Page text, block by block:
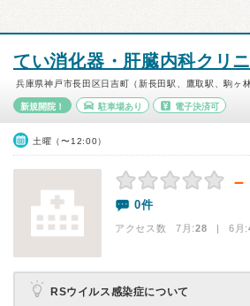
てい消化器・肝臓内科クリ
兵庫県神戸市長田区日吉町（新長田駅、鷹取駅、駒ヶ林
新規開院！ 駐車場あり 電子決済可
土曜（〜12:00）
－
0件
アクセス数 7月:28 | 6月:
RSウイルス感染症について